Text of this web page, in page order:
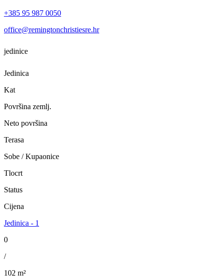
+385 95 987 0050
office@remingtonchristiesre.hr
jedinice
Jedinica
Kat
Površina zemlj.
Neto površina
Terasa
Sobe / Kupaonice
Tlocrt
Status
Cijena
Jedinica - 1
0
/
102 m²